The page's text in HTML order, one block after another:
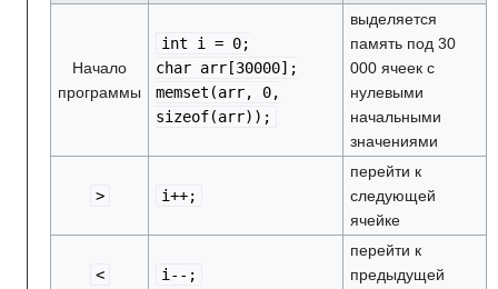
Начало
программы
int i = 0;
char arr[30000];
memset(arr, 0,
sizeof(arr));
выделяется
память под 30
000 ячеек с
нулевыми
начальными
значениями
> i++;
перейти к
следующей
ячейке
< i--;
перейти к
предыдущей